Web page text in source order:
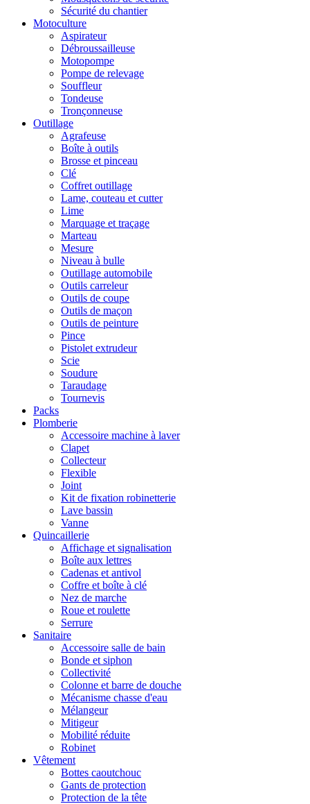
Sécurité du chantier
Motoculture
Aspirateur
Débroussailleuse
Motopompe
Pompe de relevage
Souffleur
Tondeuse
Tronçonneuse
Outillage
Agrafeuse
Boîte à outils
Brosse et pinceau
Clé
Coffret outillage
Lame, couteau et cutter
Lime
Marquage et traçage
Marteau
Mesure
Niveau à bulle
Outillage automobile
Outils carreleur
Outils de coupe
Outils de maçon
Outils de peinture
Pince
Pistolet extrudeur
Scie
Soudure
Taraudage
Tournevis
Packs
Plomberie
Accessoire machine à laver
Clapet
Collecteur
Flexible
Joint
Kit de fixation robinetterie
Lave bassin
Vanne
Quincaillerie
Affichage et signalisation
Boîte aux lettres
Cadenas et antivol
Coffre et boîte à clé
Nez de marche
Roue et roulette
Serrure
Sanitaire
Accessoire salle de bain
Bonde et siphon
Collectivité
Colonne et barre de douche
Mécanisme chasse d'eau
Mélangeur
Mitigeur
Mobilité réduite
Robinet
Vêtement
Bottes caoutchouc
Gants de protection
Protection de la tête